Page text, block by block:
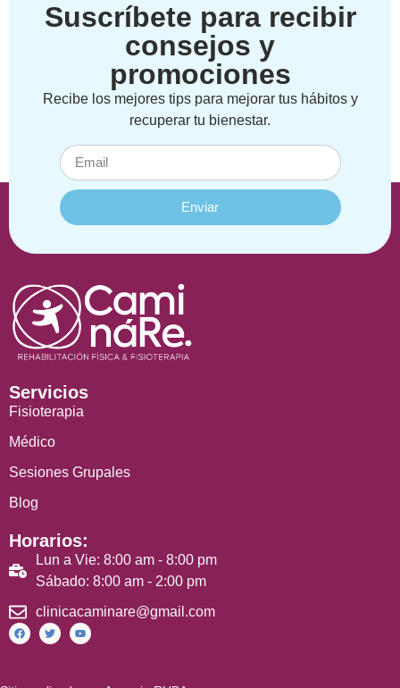
Suscríbete para recibir
consejos y
promociones
Recibe los mejores tips para mejorar tus hábitos y
recuperar tu bienestar.
Enviar
Servicios
Fisioterapia
Médico
Sesiones Grupales
Blog
Horarios:
Lun a Vie: 8:00 am - 8:00 pm
Sábado: 8:00 am - 2:00 pm
clinicacaminare@gmail.com